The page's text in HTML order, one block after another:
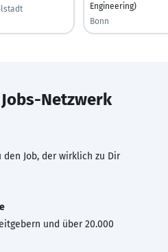
Engineering)
Bonn
Jobs-Netzwerk
den Job, der wirklich zu Dir
und über 20.000